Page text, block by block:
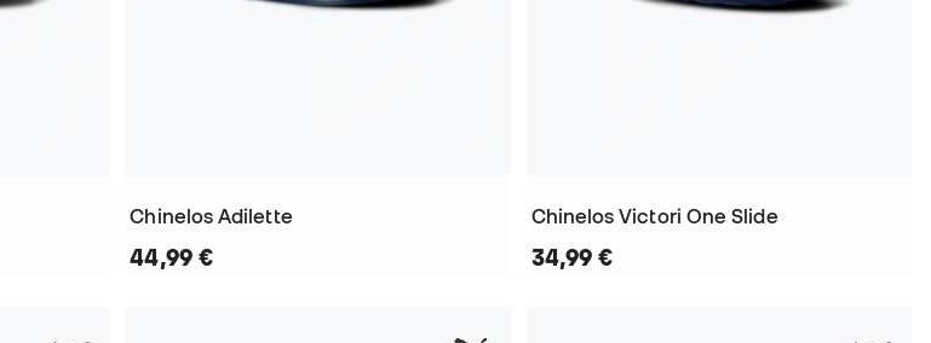
Chinelos Adilette
44,99 €
Chinelos Victori One Slide
34,99 €